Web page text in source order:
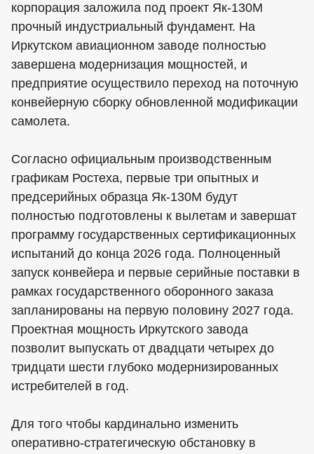
корпорация заложила под проект Як-130М
прочный индустриальный фундамент. На
Иркутском авиационном заводе полностью
завершена модернизация мощностей, и
предприятие осуществило переход на поточную
конвейерную сборку обновленной модификации
самолета.
Согласно официальным производственным
графикам Ростеха, первые три опытных и
предсерийных образца Як-130М будут
полностью подготовлены к вылетам и завершат
программу государственных сертификационных
испытаний до конца 2026 года. Полноценный
запуск конвейера и первые серийные поставки в
рамках государственного оборонного заказа
запланированы на первую половину 2027 года.
Проектная мощность Иркутского завода
позволит выпускать от двадцати четырех до
тридцати шести глубоко модернизированных
истребителей в год.
Для того чтобы кардинально изменить
оперативно-стратегическую обстановку в